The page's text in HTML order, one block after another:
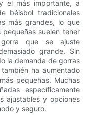
el más importante, a
béisbol tradicionales
más grandes, lo que
suelen tener
que se ajuste
grande. Sin
la demanda de gorras
ha aumentado
pequeñas. Muchas
específicamente
ajustables y opciones
y seguro.